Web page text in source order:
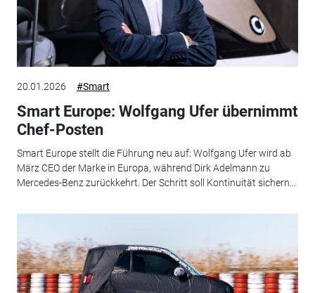
20.01.2026 #Smart
Smart Europe: Wolfgang Ufer übernimmt
Chef-Posten
Smart Europe stellt die Führung neu auf: Wolfgang Ufer wird ab
März CEO der Marke in Europa, während Dirk Adelmann zu
Mercedes-Benz zurückkehrt. Der Schritt soll Kontinuität sichern...